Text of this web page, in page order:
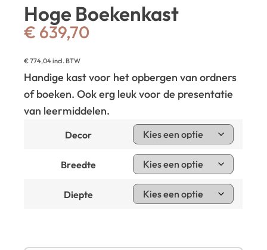
Hoge Boekenkast
€ 639,70
€774,04incl. BTW
Handige kast voor het opbergen van ordners
of boeken. Ook erg leuk voor de presentatie
van leermiddelen.
Decor
Breedte
Diepte